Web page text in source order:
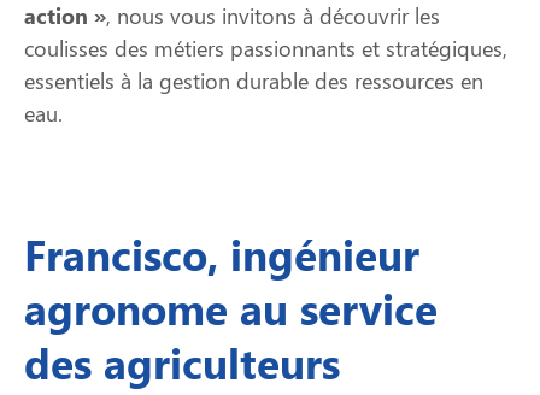
action », nous vous invitons à découvrir les
coulisses des métiers passionnants et stratégiques,
essentiels à la gestion durable des ressources en
eau.
Francisco, ingénieur
agronome au service
des agriculteurs